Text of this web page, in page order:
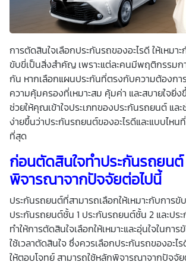
ยินยอมจะมีผลทำให้ข้าพเจ้า (เช่น ข้าพเจ้าอาจได้รั
ในการใช้บริการน้อยลง หรือข้าพเจ้าไม่สามารถเข้
การใช้งานบางอย่างได้ เป็นต้น) และข้าพเจ้าทราบ
ส่วนบุคคลที่ได้ดำเนินการเสร็จสิ้นไปแล้วก่อนการ
ยินยอม โดยข้าพเจ้าให้ถือเอาการกดเลือก “ให้ควา
ช่องสนทนา เป็นการแสดงเจตนายินยอมของข้าพ
ลงลายมือชื่อเป็นหลักฐาน
การตัดสินใจเลือกประกันรถของอะไรดี ให้เหมา
ขับขี่เป็นสิ่งสำคัญ เพราะแต่ละคนมีพฤติกรรมก
กัน หากเลือกแผนประกันที่ตรงกับความต้องกา
ความคุ้มครองที่เหมาะสม คุ้มค่า และสบายใจยิ่
ช่วยให้คุณเข้าใจประเภทของประกันรถยนต์ และ
ง่ายขึ้นว่าประกันรถยนต์ของอะไรดีและแบบไห
ที่สุด
ก่อนตัดสินใจทำประกันรถยน
พิจารณาจากปัจจัยต่อไปนี้
ประกันรถยนต์ที่สามารถเลือกให้เหมาะกับการ
ประกันรถยนต์ชั้น 1 ประกันรถยนต์ชั้น 2 และปร
ทำให้การตัดสินใจเลือกให้เหมาะและอุ่นใจในกา
ใช้เวลาตัดสินใจ ซึ่งควรเลือกประกันรถของอะไ
ให้ตอบโจทย์ สามารถใช้หลักพิจารณาจากปัจจั